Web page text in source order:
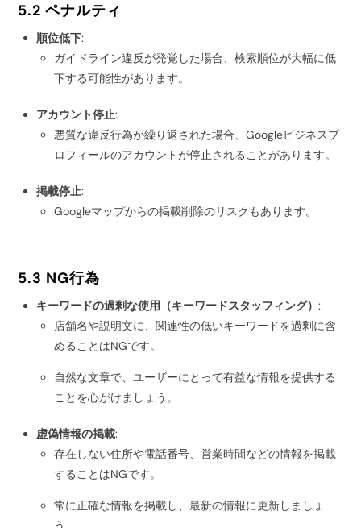
5.2 ペナルティ
順位低下:
ガイドライン違反が発覚した場合、検索順位が大幅に低
下する可能性があります。
アカウント停止:
悪質な違反行為が繰り返された場合、Googleビジネスプ
ロフィールのアカウントが停止されることがあります。
掲載停止:
Googleマップからの掲載削除のリスクもあります。
5.3 NG行為
キーワードの過剰な使用（キーワードスタッフィング） :
店舗名や説明文に、関連性の低いキーワードを過剰に含
めることはNGです。
自然な文章で、ユーザーにとって有益な情報を提供する
ことを心がけましょう。
虚偽情報の掲載:
存在しない住所や電話番号、営業時間などの情報を掲載
することはNGです。
常に正確な情報を掲載し、最新の情報に更新しましょ